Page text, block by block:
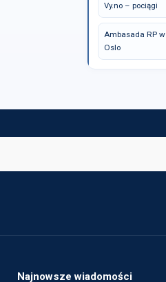
Vy.no – pociągi
Ambasada RP w
Oslo
Najnowsze wiadomości